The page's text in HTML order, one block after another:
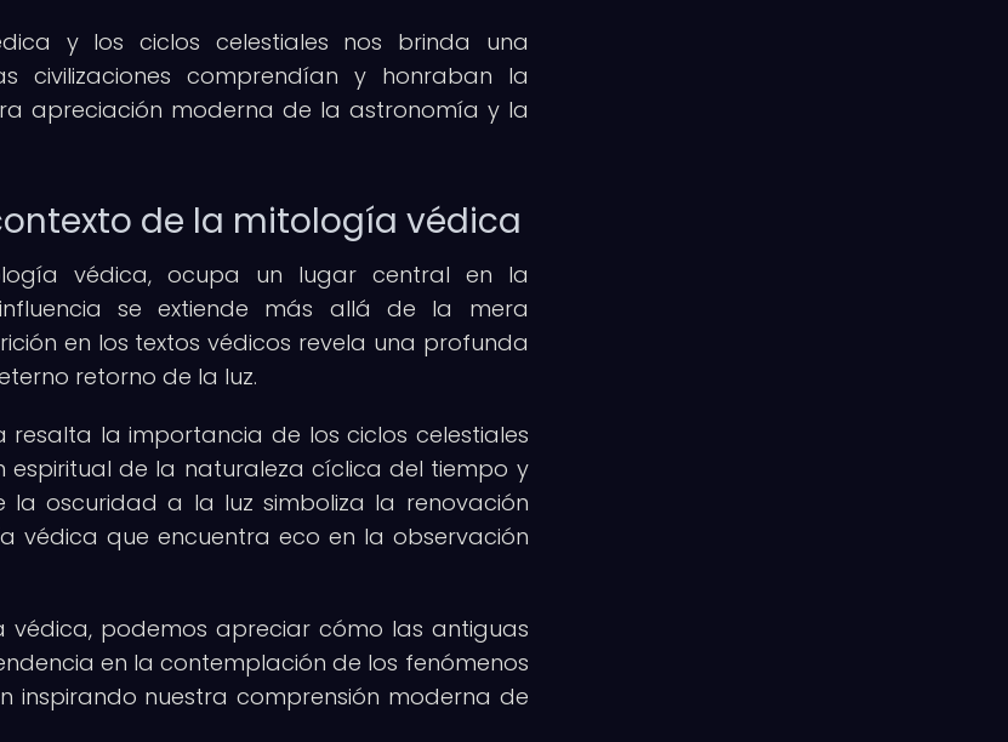
y los ciclos celestiales nos brinda una
civilizaciones comprendían y honraban la
apreciación moderna de la astronomía y la
de la mitología védica
védica, ocupa un lugar central en la
se extiende más allá de la mera
en los textos védicos revela una profunda
retorno de la luz.
la importancia de los ciclos celestiales
de la naturaleza cíclica del tiempo y
la oscuridad a la luz simboliza la renovación
védica que encuentra eco en la observación
podemos apreciar cómo las antiguas
en la contemplación de los fenómenos
inspirando nuestra comprensión moderna de